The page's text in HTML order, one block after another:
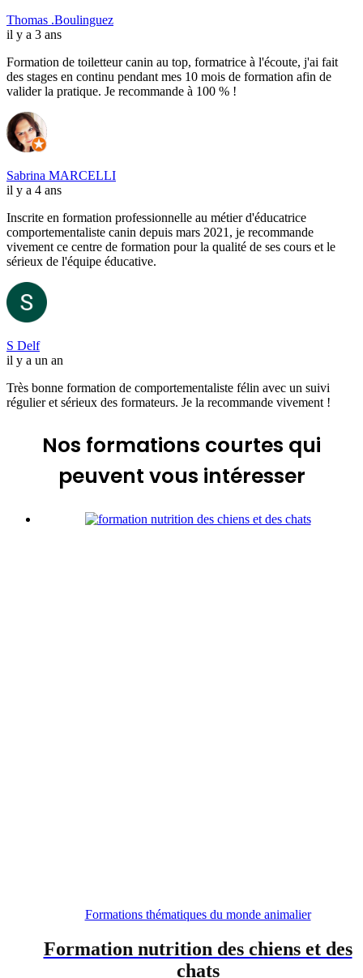
Thomas .Boulinguez
il y a 3 ans
Formation de toiletteur canin au top, formatrice à l'écoute, j'ai fait
des stages en continu pendant mes 10 mois de formation afin de
valider la pratique. Je recommande à 100 % !
Sabrina MARCELLI
il y a 4 ans
Inscrite en formation professionnelle au métier d'éducatrice
comportementaliste canin depuis mars 2021, je recommande
vivement ce centre de formation pour la qualité de ses cours et le
sérieux de l'équipe éducative.
S Delf
il y a un an
Très bonne formation de comportementaliste félin avec un suivi
régulier et sérieux des formateurs. Je la recommande vivement !
Nos formations courtes qui
peuvent vous intéresser
Formations thématiques du monde animalier
Formation nutrition des chiens et des
chats